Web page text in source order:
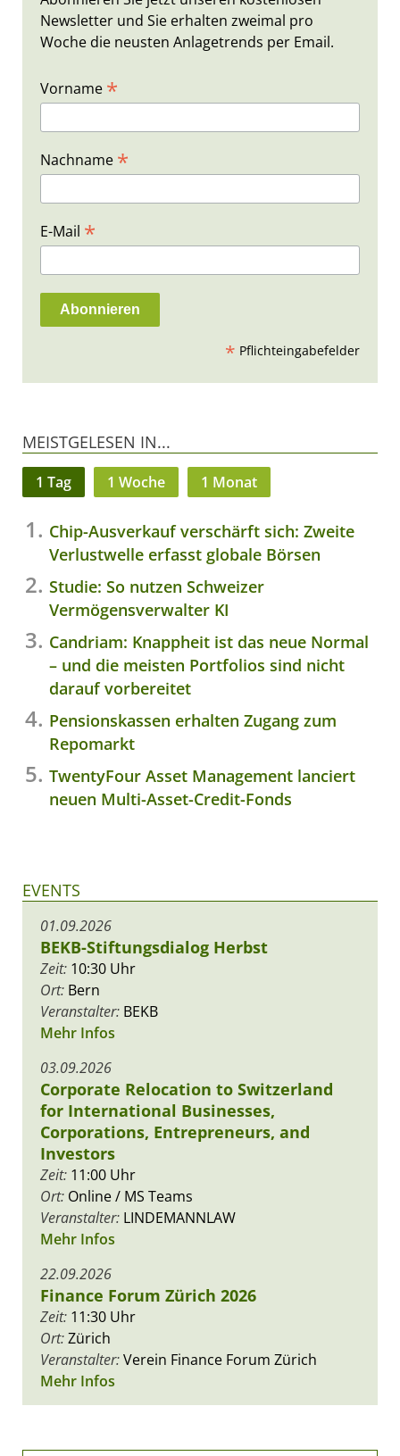
Newsletter und Sie erhalten zweimal pro
Woche die neusten Anlagetrends per Email.
Vorname *
Nachname *
E-Mail *
* Pflichteingabefelder
MEISTGELESEN IN...
1 Tag 1 Woche 1 Monat
Chip-Ausverkauf verschärft sich: Zweite
Verlustwelle erfasst globale Börsen
Studie: So nutzen Schweizer
Vermögensverwalter KI
Candriam: Knappheit ist das neue Normal
– und die meisten Portfolios sind nicht
darauf vorbereitet
Pensionskassen erhalten Zugang zum
Repomarkt
TwentyFour Asset Management lanciert
neuen Multi-Asset-Credit-Fonds
EVENTS
01.09.2026
BEKB-Stiftungsdialog Herbst
Zeit: 10:30 Uhr
Ort: Bern
Veranstalter: BEKB
Mehr Infos
03.09.2026
Corporate Relocation to Switzerland
for International Businesses,
Corporations, Entrepreneurs, and
Investors
Zeit: 11:00 Uhr
Ort: Online / MS Teams
Veranstalter: LINDEMANNLAW
Mehr Infos
22.09.2026
Finance Forum Zürich 2026
Zeit: 11:30 Uhr
Ort:Zürich
Veranstalter:Verein Finance Forum Zürich
Mehr Infos